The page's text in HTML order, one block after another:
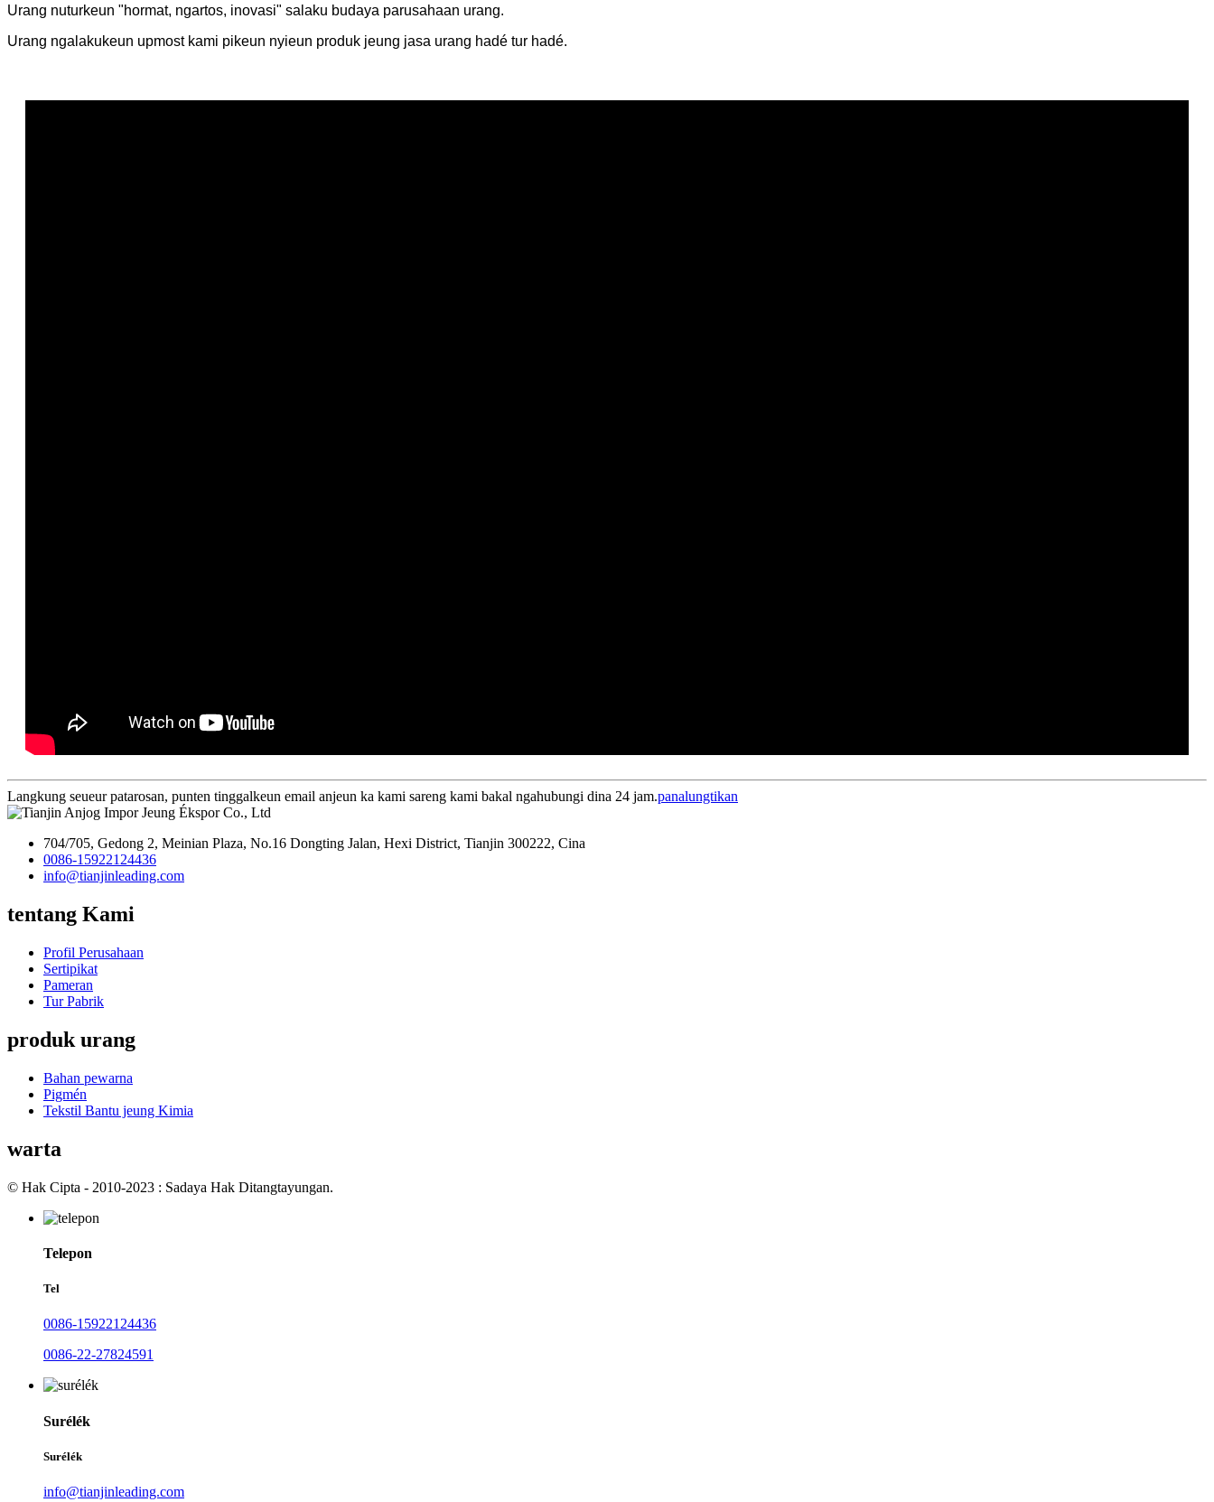
Urang nuturkeun "hormat, ngartos, inovasi" salaku budaya parusahaan urang.
Urang ngalakukeun upmost kami pikeun nyieun produk jeung jasa urang hadé tur hadé.
Langkung seueur patarosan, punten tinggalkeun email anjeun ka kami sareng kami bakal ngahubungi dina 24 jam.panalungtikan
704/705, Gedong 2, Meinian Plaza, No.16 Dongting Jalan, Hexi District, Tianjin 300222, Cina
0086-15922124436
info@tianjinleading.com
tentang Kami
Profil Perusahaan
Sertipikat
Pameran
Tur Pabrik
produk urang
Bahan pewarna
Pigmén
Tekstil Bantu jeung Kimia
warta
© Hak Cipta - 2010-2023 : Sadaya Hak Ditangtayungan.
Telepon
Tel
0086-15922124436
0086-22-27824591
Surélék
Surélék
info@tianjinleading.com